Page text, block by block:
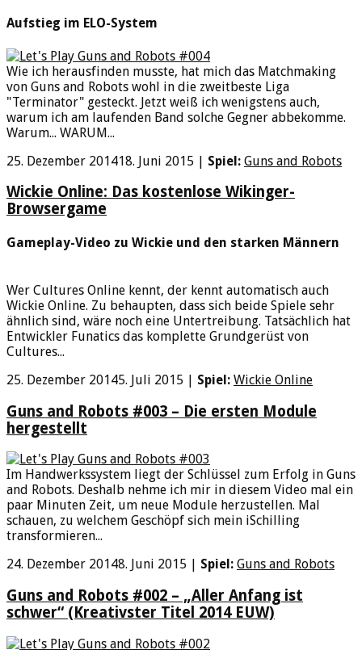
Aufstieg im ELO-System
Wie ich herausfinden musste, hat mich das Matchmaking
von Guns and Robots wohl in die zweitbeste Liga
"Terminator" gesteckt. Jetzt weiß ich wenigstens auch,
warum ich am laufenden Band solche Gegner abbekomme.
Warum... WARUM...
25. Dezember 201418. Juni 2015 | Spiel: Guns and Robots
Wickie Online: Das kostenlose Wikinger-
Browsergame
Gameplay-Video zu Wickie und den starken Männern
Wer Cultures Online kennt, der kennt automatisch auch
Wickie Online. Zu behaupten, dass sich beide Spiele sehr
ähnlich sind, wäre noch eine Untertreibung. Tatsächlich hat
Entwickler Funatics das komplette Grundgerüst von
Cultures...
25. Dezember 20145. Juli 2015 | Spiel: Wickie Online
Guns and Robots #003 – Die ersten Module
hergestellt
Im Handwerkssystem liegt der Schlüssel zum Erfolg in Guns
and Robots. Deshalb nehme ich mir in diesem Video mal ein
paar Minuten Zeit, um neue Module herzustellen. Mal
schauen, zu welchem Geschöpf sich mein iSchilling
transformieren...
24. Dezember 20148. Juni 2015 Spiel: Guns and Robots
Guns and Robots #002 – „Aller Anfang ist
schwer“ (Kreativster Titel 2014 EUW)